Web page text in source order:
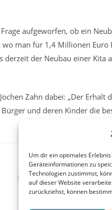
Um dir ein optimales
Geräteinformationen zu
Technologien zustimmst,
auf dieser Website
zurückziehst, können
aufgeworfen, ob ein
man für 1,4 Millionen Euro
derzeit der Neubau einer Kita
Zahn dabei: „Der Erhalt
und deren Kinder die
Bürgerversammlung